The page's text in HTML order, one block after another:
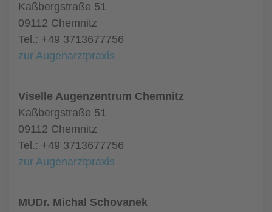
Kaßbergstraße 51
09112 Chemnitz
Tel.: +49 3713677756
zur Augenarztpraxis
Viselle Augenzentrum Chemnitz
Kaßbergstraße 51
09112 Chemnitz
Tel.: +49 3713677756
zur Augenarztpraxis
MUDr. Michal Schovanek